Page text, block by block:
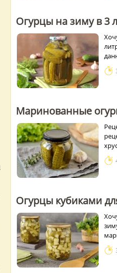
Огурцы на зиму в 3
Маринованные
Огурцы кубиками